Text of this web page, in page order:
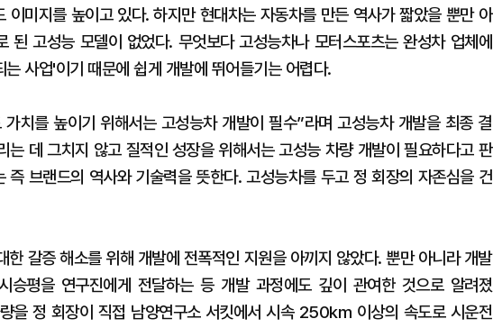
이미지를 높이고 있다. 하지만 현대차는 자동차를 만든 역사가 짧았을 뿐만 아
된 고성능 모델이 없었다. 무엇보다 고성능차나 모터스포츠는 완성차 업체에
사업'이기 때문에 쉽게 개발에 뛰어들기는 어렵다.
치를 높이기 위해서는 고성능차 개발이 필수”라며 고성능차 개발을 최종 결
는 데 그치지 않고 질적인 성장을 위해서는 고성능 차량 개발이 필요하다고 판
즉 브랜드의 역사와 기술력을 뜻한다. 고성능차를 두고 정 회장의 자존심을 건
한 갈증 해소를 위해 개발에 전폭적인 지원을 아끼지 않았다. 뿐만 아니라 개발
승평을 연구진에게 전달하는 등 개발 과정에도 깊이 관여한 것으로 알려졌
을 정 회장이 직접 남양연구소 서킷에서 시속 250km 이상의 속도로 시운전